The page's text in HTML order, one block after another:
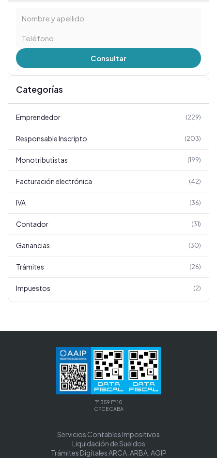
Consultar
Categorías
Emprendedor (229)
Responsable Inscripto (203)
Monotributistas (199)
Facturación electrónica (42)
IVA (36)
Contador (31)
Ganancias (30)
Trámites (26)
Impuestos (2)
Tº 359 Fº 10
CPCECABA
Servicios Contables Impositivos
Liquidación de Sueldos
Trámites Digitales ARCA, ARBA, AGIP